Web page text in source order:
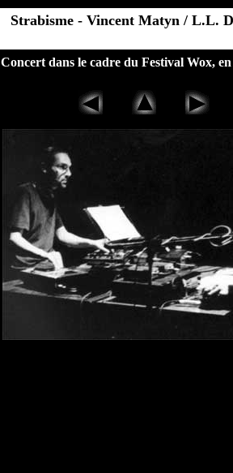
Strabisme - Vincent Matyn / L.L.
Concert dans le cadre du Festival Wox,